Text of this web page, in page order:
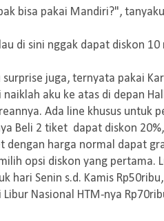
bisa pakai Mandiri?", tanyaku
di sini nggak dapat diskon
surprise juga, ternyata pakai
naiklah aku ke atas di depan
Ada line khusus untuk
Beli 2 tiket dapat diskon
dengan harga normal dapat
opsi diskon yang pertama.
hari Senin s.d. Kamis
Libur Nasional HTM-nya